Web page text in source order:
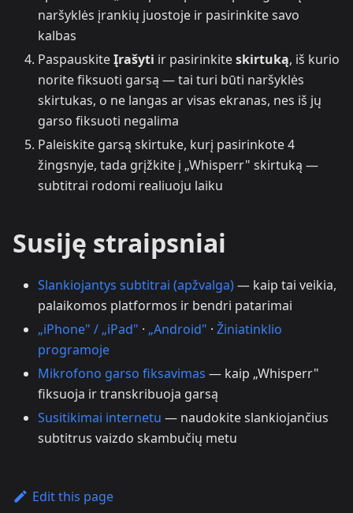
naršyklės įrankių juostoje ir pasirinkite savo
kalbas
PaspauskiteĮrašyti ir pasirinkiteskirtuką, iš kurio
norite fiksuoti garsą — tai turi būti naršyklės
skirtukas, o ne langas ar visas ekranas, nes iš jų
garso fiksuoti negalima
Paleiskite garsą skirtuke, kurį pasirinkote 4
žingsnyje, tada grįžkite į „Whisperr" skirtuką —
subtitrai rodomi realiuoju laiku
Susiję straipsniai
Slankiojantys subtitrai (apžvalga)— kaip tai veikia,
palaikomos platformos ir bendri patarimai
„iPhone" / „iPad" · „Android" · Žiniatinklio
programoje
Mikrofono garso fiksavimas — kaip „Whisperr"
fiksuoja ir transkribuoja garsą
Susitikimai internetu — naudokite slankiojančius
subtitrus vaizdo skambučių metu
Edit this page